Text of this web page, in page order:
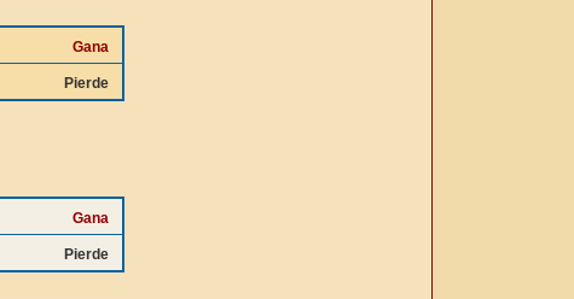
Gana
Pierde
Gana
Pierde